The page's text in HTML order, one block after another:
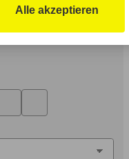
Alle akzeptieren